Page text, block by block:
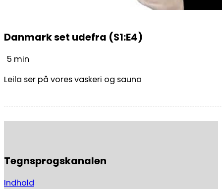
Danmark set udefra (S1:E4)
5 min
Leila ser på vores vaskeri og sauna
Tegnsprogskanalen
Indhold